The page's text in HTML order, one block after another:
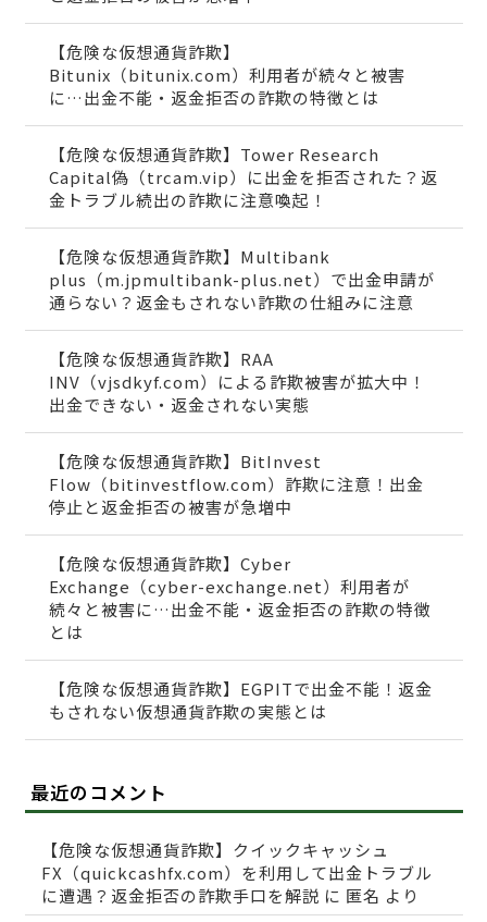
【危険な仮想通貨詐欺】
Bitunix（bitunix.com）利用者が続々と被害
に…出金不能・返金拒否の詐欺の特徴とは
【危険な仮想通貨詐欺】Tower Research
Capital偽（trcam.vip）に出金を拒否された？返
金トラブル続出の詐欺に注意喚起！
【危険な仮想通貨詐欺】Multibank
plus（m.jpmultibank-plus.net）で出金申請が
通らない？返金もされない詐欺の仕組みに注意
【危険な仮想通貨詐欺】RAA
INV（vjsdkyf.com）による詐欺被害が拡大中！
出金できない・返金されない実態
【危険な仮想通貨詐欺】BitInvest
Flow（bitinvestflow.com）詐欺に注意！出金
停止と返金拒否の被害が急増中
【危険な仮想通貨詐欺】Cyber
Exchange（cyber-exchange.net）利用者が
続々と被害に…出金不能・返金拒否の詐欺の特徴
とは
【危険な仮想通貨詐欺】EGPITで出金不能！返金
もされない仮想通貨詐欺の実態とは
最近のコメント
【危険な仮想通貨詐欺】クイックキャッシュ
FX（quickcashfx.com）を利用して出金トラブル
に遭遇？返金拒否の詐欺手口を解説 に 匿名 より